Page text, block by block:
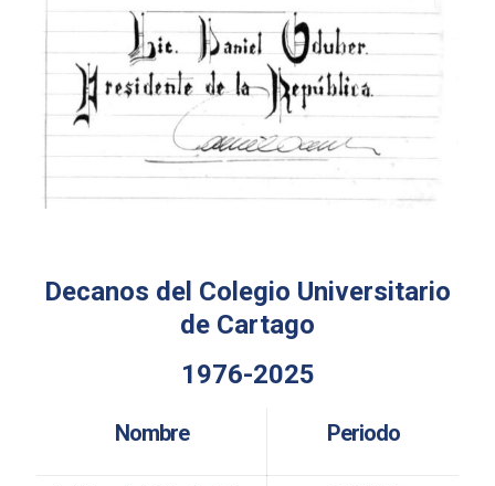
Decanos del Colegio Universitario
de Cartago
1976-2025
Nombre Periodo